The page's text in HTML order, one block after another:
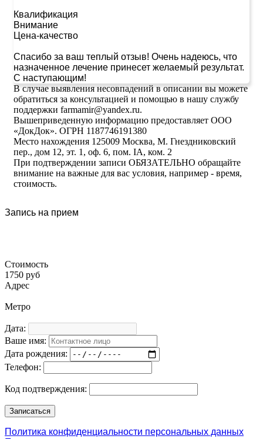
Квалификация
Внимание
Цена-качество
Спасибо за ваш теплый отзыв! Очень надеюсь, что
назначенное лечение принесет желаемый результат.
С наступающим!
В случае выявления несовпадений в описании вы можете
обратиться за консультацией и помощью в нашу службу
поддержки farmamir@yandex.ru.
Вышеприведенную информацию предоставляет ООО
«ДокДок». ОГРН 1187746191380
Место нахождения 125009 Москва, М. Гнездниковский
пер., дом 12, эт. 1, оф. 6, пом. IA, ком. 2
При подтверждении записи ОБЯЗАТЕЛЬНО обращайте
внимание на важные для вас условия, например - время,
стоимость.
Запись на прием
Стоимость
1750 руб
Адрес
Метро
Дата:
Ваше имя:
Дата рождения:
Телефон:
Код подтверждения:
Политика конфиденциальности персональных данных